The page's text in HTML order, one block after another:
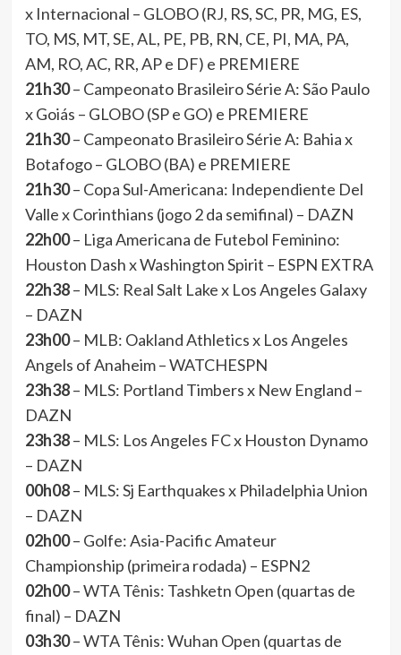
x Internacional – GLOBO (RJ, RS, SC, PR, MG, ES,
TO, MS, MT, SE, AL, PE, PB, RN, CE, PI, MA, PA,
AM, RO, AC, RR, AP e DF) e PREMIERE
21h30– Campeonato Brasileiro Série A: São Paulo
x Goiás – GLOBO (SP e GO) e PREMIERE
21h30– Campeonato Brasileiro Série A: Bahia x
Botafogo – GLOBO (BA) e PREMIERE
21h30– Copa Sul-Americana: Independiente Del
Valle x Corinthians (jogo 2 da semifinal) – DAZN
22h00– Liga Americana de Futebol Feminino:
Houston Dash x Washington Spirit – ESPN EXTRA
22h38– MLS: Real Salt Lake x Los Angeles Galaxy
– DAZN
23h00– MLB: Oakland Athletics x Los Angeles
Angels of Anaheim – WATCHESPN
23h38– MLS: Portland Timbers x New England –
DAZN
23h38– MLS: Los Angeles FC x Houston Dynamo
– DAZN
00h08– MLS: Sj Earthquakes x Philadelphia Union
– DAZN
02h00– Golfe: Asia-Pacific Amateur
Championship (primeira rodada) – ESPN2
02h00– WTA Tênis: Tashketn Open (quartas de
final) – DAZN
03h30– WTA Tênis: Wuhan Open (quartas de